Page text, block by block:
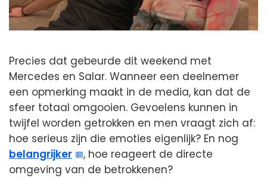
Precies dat gebeurde dit weekend met
Mercedes en Salar. Wanneer een deelnemer
een opmerking maakt in de media, kan dat de
sfeer totaal omgooien. Gevoelens kunnen in
twijfel worden getrokken en men vraagt zich af:
hoe serieus zijn die emoties eigenlijk? En nog
belangrijker
, hoe reageert de directe
omgeving van de betrokkenen?